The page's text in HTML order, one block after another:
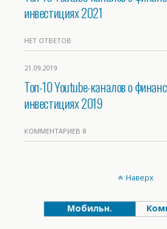
инвестициях 2021
НЕТ ОТВЕТОВ
21.09.2019
Топ-10 Youtube-каналов о
инвестициях 2019
КОММЕНТАРИЕВ 8
Наверх
Мобильн.